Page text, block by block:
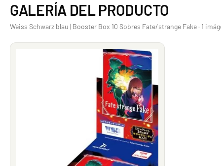
GALERÍA DEL PRODUCTO
Weiss Schwarz blau | Booster Box 10 Sobres Fate/strange Fake · 1